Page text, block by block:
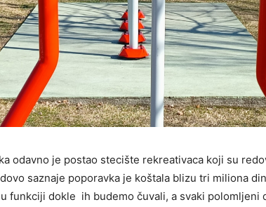
odavno je postao stecište rekreativaca koji su
saznaje poporavka je koštala blizu tri miliona
funkciji dokle ih budemo čuvali, a svaki polomljeni